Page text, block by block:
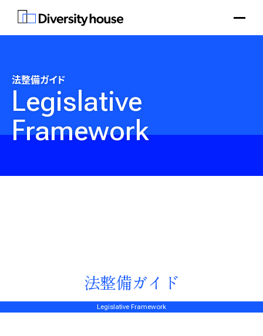
法整備ガイド
Legislative
Framework
法整備ガイド
Legislative Framework